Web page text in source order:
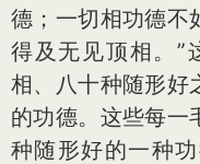
德；一切相功德不
得及无见顶相。”
相、八十种随形好
的功德。这些每一
种随形好的一种